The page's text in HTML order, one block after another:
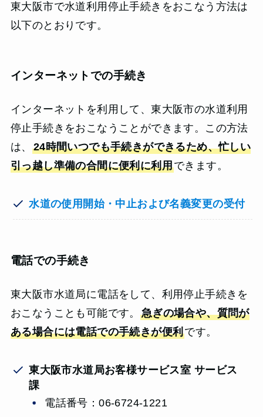
東大阪市で水道利用停止手続きをおこなう方法は
以下のとおりです。
インターネットでの手続き
インターネットを利用して、東大阪市の水道利用
停止手続きをおこなうことができます。この方法
は、 24時間いつでも手続きができるため、忙しい
引っ越し準備の合間に便利に利用できます。
水道の使用開始・中止および名義変更の受付
電話での手続き
東大阪市水道局に電話をして、利用停止手続きを
おこなうことも可能です。 急ぎの場合や、質問が
ある場合には電話での手続きが便利です。
東大阪市水道局お客様サービス室 サービス
課
電話番号：06-6724-1221